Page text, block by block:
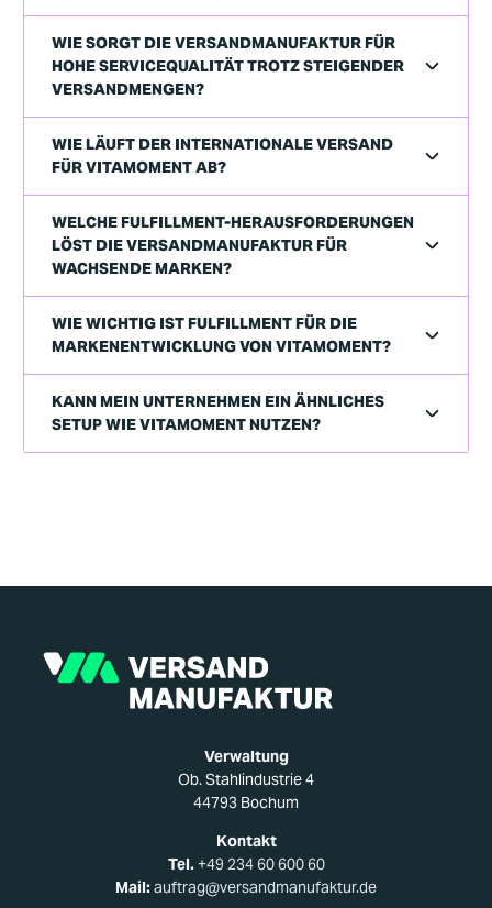
WIE SORGT DIE VERSANDMANUFAKTUR FÜR
HOHE SERVICEQUALITÄT TROTZ STEIGENDER
VERSANDMENGEN?
WIE LÄUFT DER INTERNATIONALE VERSAND
FÜR VITAMOMENT AB?
WELCHE FULFILLMENT-HERAUSFORDERUNGEN
LÖST DIE VERSANDMANUFAKTUR FÜR
WACHSENDE MARKEN?
WIE WICHTIG IST FULFILLMENT FÜR DIE
MARKENENTWICKLUNG VON VITAMOMENT?
KANN MEIN UNTERNEHMEN EIN ÄHNLICHES
SETUP WIE VITAMOMENT NUTZEN?
Verwaltung
Ob. Stahlindustrie 4
44793 Bochum
Kontakt
Tel.+49 234 60 600 60
Mail:auftrag@versandmanufaktur.de